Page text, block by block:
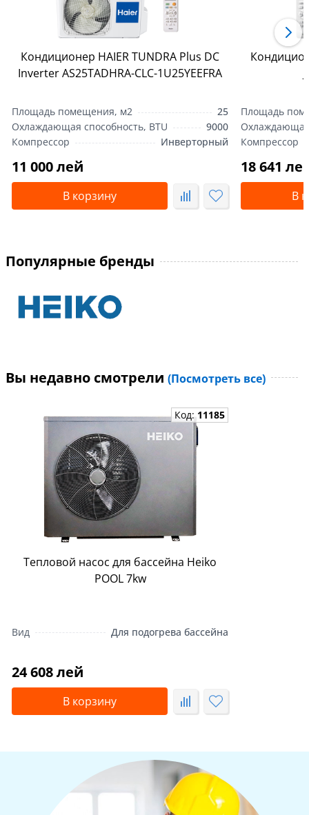
Кондиционер HAIER TUNDRA Plus DC
Inverter AS25TADHRA-CLC-1U25YEEFRA
Площадь помещения, м2
25
Охлаждающая способность, BTU
9000
Компрессор
Инверторный
11 000 лей
В корзину
Площадь
Охлаждающая
Компрессор
18 641
В
Популярные бренды
Вы недавно смотрели (Посмотреть все)
Код:11185
Тепловой насос для бассейна Heiko
POOL 7kw
Вид Для подогрева бассейна
24 608 лей
В корзину